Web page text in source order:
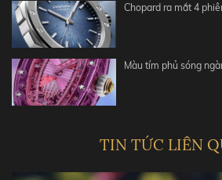
Chopard ra mắt 4
Màu tím phủ sóng
TIN TỨC LIÊN